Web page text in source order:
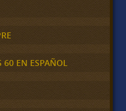
60 EN ESPAÑOL